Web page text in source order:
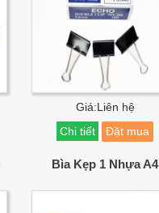
Giá:Liên hệ
Chi tiết
Đặt mua
Bìa Kẹp 1 Nhựa A4